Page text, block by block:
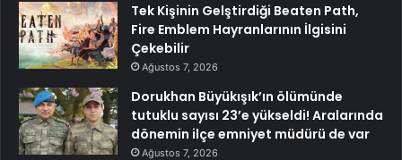
Tek Kişinin Gelştirdiği Beaten Path,
Fire Emblem Hayranlarının İlgisini
Çekebilir
Ağustos 7, 2026
Dorukhan Büyükışık’ın ölümünde
tutuklu sayısı 23’e yükseldi! Aralarında
dönemin ilçe emniyet müdürü de var
Ağustos 7, 2026